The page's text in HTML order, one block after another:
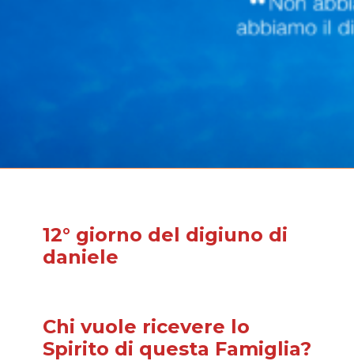
12° giorno del digiuno di
daniele
Chi vuole ricevere lo
Spirito di questa Famiglia?